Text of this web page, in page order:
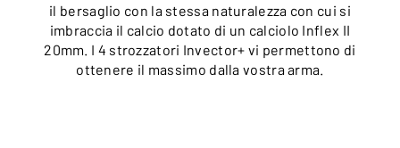
il bersaglio con la stessa naturalezza con cui si
imbraccia il calcio dotato di un calciolo Inflex II
20mm. I 4 strozzatori Invector+ vi permettono di
ottenere il massimo dalla vostra arma.